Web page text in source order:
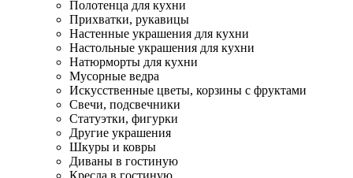
Полотенца для кухни
Прихватки, рукавицы
Настенные украшения для кухни
Настольные украшения для кухни
Натюрморты для кухни
Мусорные ведра
Искусственные цветы, корзины с фруктами
Свечи, подсвечники
Статуэтки, фигурки
Другие украшения
Шкуры и ковры
Диваны в гостиную
Кресла в гостиную